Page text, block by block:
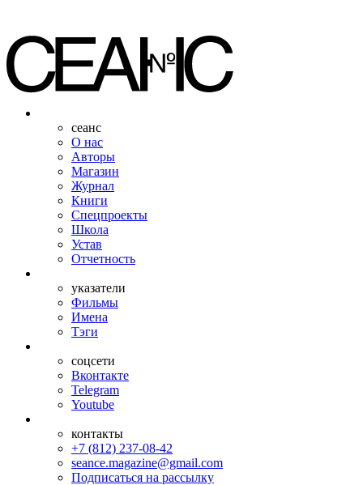
сеанс
О нас
Авторы
Магазин
Журнал
Книги
Спецпроекты
Школа
Устав
Отчетность
указатели
Фильмы
Имена
Тэги
соцсети
Вконтакте
Telegram
Youtube
контакты
+7 (812) 237-08-42
seance.magazine@gmail.com
Подписаться на рассылку